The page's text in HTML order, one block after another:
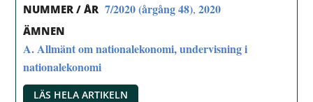
NUMMER / ÅR 7/2020 (årgång 48),2020
ÄMNEN
A. Allmänt om nationalekonomi, undervisning i
nationalekonomi
LÄS HELA ARTIKELN